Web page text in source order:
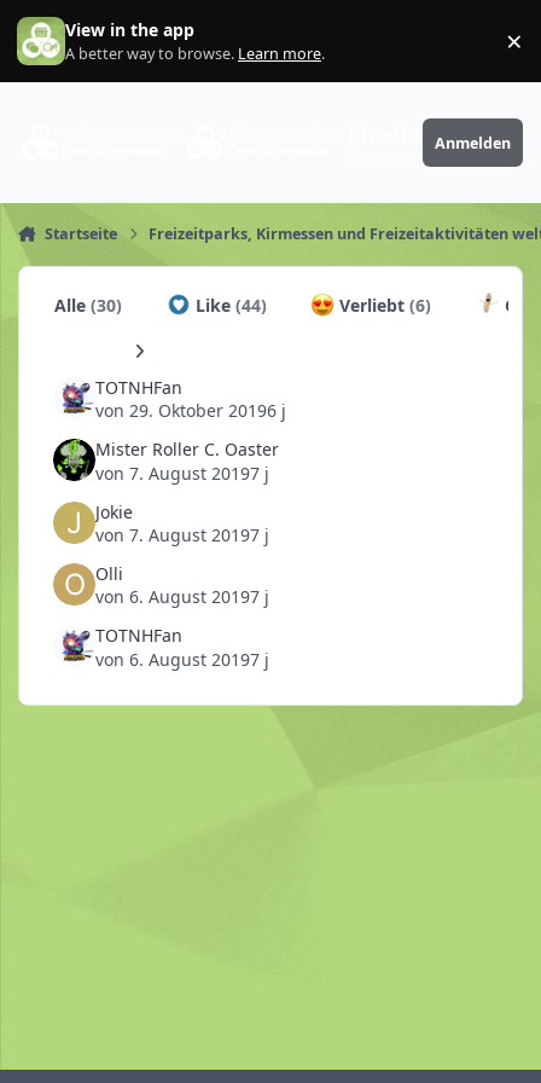
Zum Inhalt springen
View in the app
A better way to browse. Learn more. ×
PhantaFriends.de
Anmelden
Startseite Freizeitparks, Kirmessen und Freizeitaktivitäten
Alle(30) Like (44) Verliebt(6)
TOTNHFan
von 29. Oktober 20196 j
Mister Roller C. Oaster
von 7. August 20197 j
Jokie
von 7. August 20197 j
Olli
von 6. August 20197 j
TOTNHFan
von 6. August 20197 j